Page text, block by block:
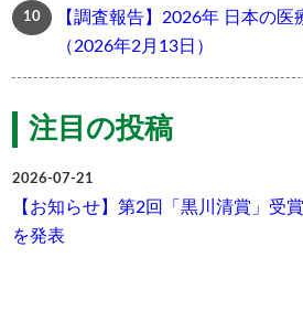
【調査報告】2026年 日本の
（2026年2月13日）
注目の投稿
2026-07-21
【お知らせ】第2回「黒川清賞」受
を発表